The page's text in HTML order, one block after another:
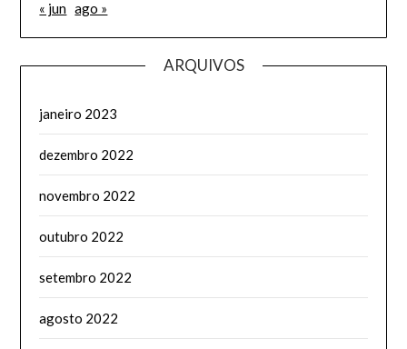
« jun ago »
ARQUIVOS
janeiro 2023
dezembro 2022
novembro 2022
outubro 2022
setembro 2022
agosto 2022